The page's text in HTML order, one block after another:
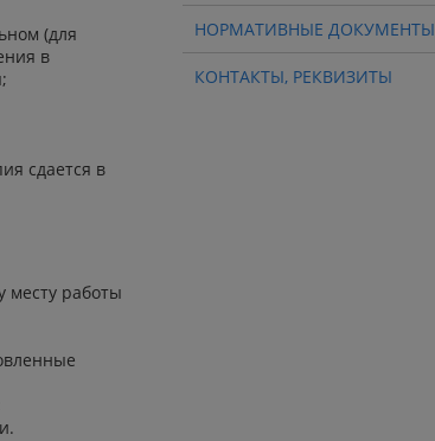
(для
в
сдается в
месту работы
НОРМАТИВНЫЕ ДОКУМЕНТЫ
КОНТАКТЫ, РЕКВИЗИТЫ